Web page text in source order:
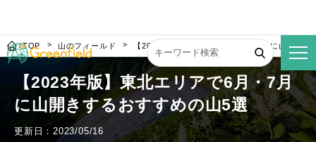
TOP 山のフィールド 【2023年版】東北エリアで6月・7月に山開きす
【2023年版】東北エリアで6月・7月
に山開きするおすすめの山5選
更新日：2023/05/16